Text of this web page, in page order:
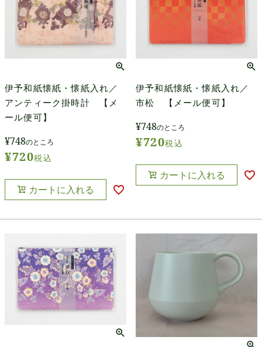
伊予和紙懐紙・懐紙入れ／
アンティーク掛時計 【メ
ール便可】
¥748のところ
¥720税込
カートに入れる
伊予和紙懐紙・懐紙入れ／
市松 【メール便可】
¥748のところ
¥720税込
カートに入れる